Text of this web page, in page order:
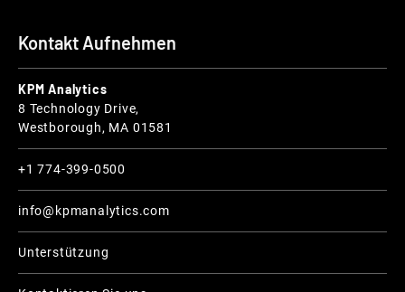
Kontakt Aufnehmen
KPM Analytics
8 Technology Drive,
Westborough, MA 01581
+1 774-399-0500
info@kpmanalytics.com
Unterstützung